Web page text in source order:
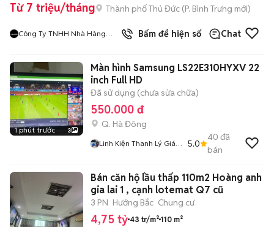
Từ 7 triệu/tháng Thành phố Thủ Đức (P. Bình Trưng mới)
Công Ty TNHH Nhà Hàng
9đã bán
Bấm để hiện số Chat
1 phút trước 3
Màn hình Samsung LS22E310HYXV 22
inch Full HD
Đã sử dụng (chưa sửa chữa)
550.000 đ
Q. Hà Đông
Linh Kiện Thanh Lý Giá
5.0
40 đã
bán
Bán căn hộ lầu thấp 110m2 Hoàng anh
gia lai 1 , cạnh lotemat Q7 cũ
3 PN Hướng Bắc Chung cư
4,75 tỷ 43 tr/m² 110 m²